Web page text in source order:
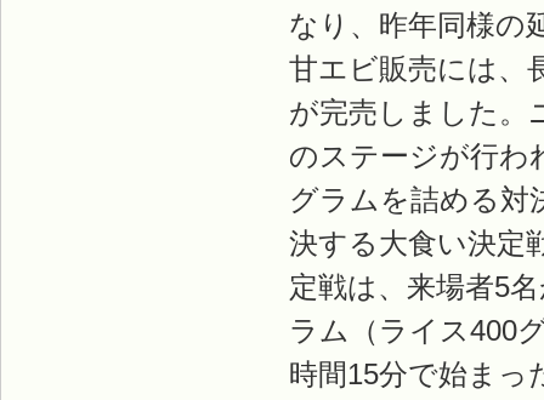
なり、昨年同様の
甘エビ販売には、
が完売しました。
のステージが行わ
グラムを詰める対
決する大食い決定
定戦は、来場者5
ラム（ライス400
時間15分で始まっ